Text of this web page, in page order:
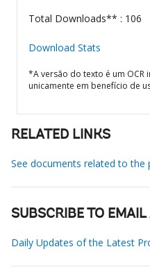
Total Downloads** : 106
Download Stats
*A versão do texto é um OCR
unicamente em benefício de
RELATED LINKS
See documents related to the
SUBSCRIBE TO EMAIL
Daily Updates of the Latest